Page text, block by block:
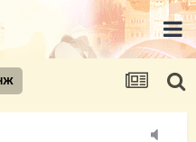
https://pasport-ua.com/
сайт и форум